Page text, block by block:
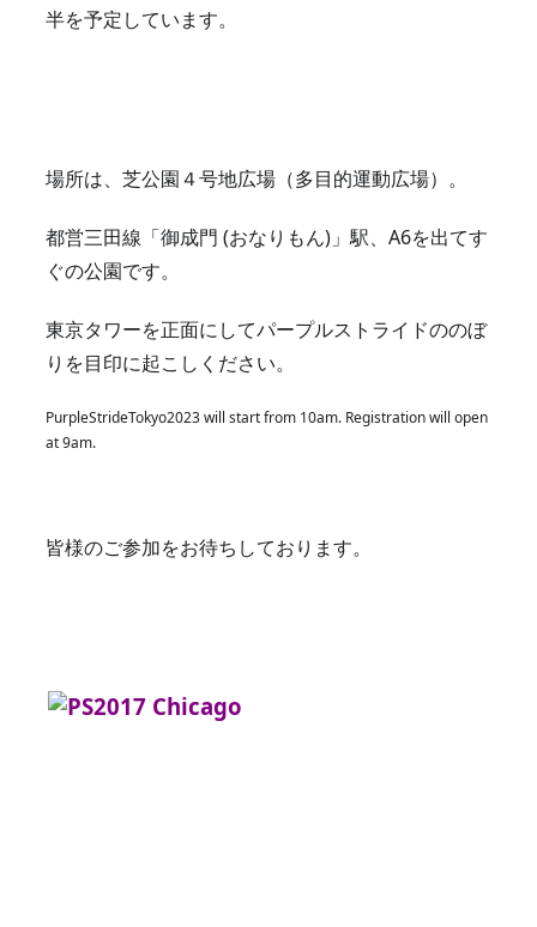
半を予定しています。
場所は、芝公園４号地広場（多目的運動広場）。
都営三田線「御成門 (おなりもん)」駅、A6を出てす
ぐの公園です。
東京タワーを正面にしてパープルストライドののぼ
りを目印に起こしください。
PurpleStrideTokyo2023 will start from 10am. Registration will open
at 9am.
皆様のご参加をお待ちしております。